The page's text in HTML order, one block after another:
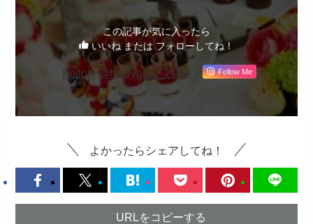
この記事が気に入ったら
いいね または フォローしてね！
Follow @fukuyama_2shin Follow Me
よかったらシェアしてね！
URLをコピーする